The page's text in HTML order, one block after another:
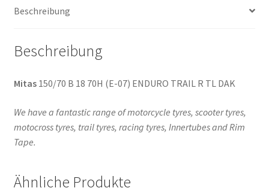
Beschreibung
Beschreibung
Mitas150/70 B 18 70H (E-07) ENDURO TRAIL R TL DAK
We have a fantastic range of motorcycle tyres, scooter tyres,
motocross tyres, trail tyres, racing tyres, Innertubes and Rim
Tape.
Ähnliche Produkte